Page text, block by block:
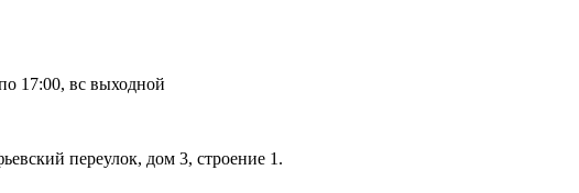
17:00, вс выходной
переулок, дом 3, строение 1.